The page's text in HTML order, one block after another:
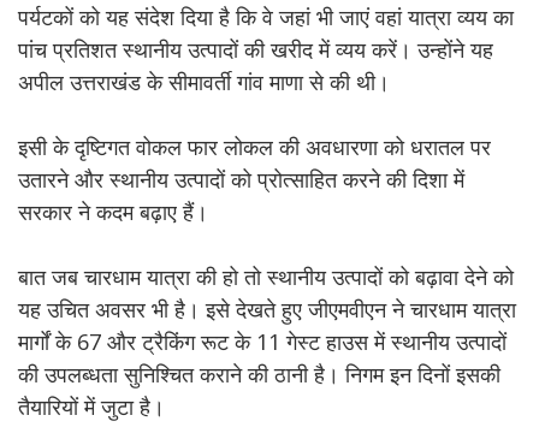
पर्यटकों को यह संदेश दिया है कि वे जहां भी जाएं वहां यात्रा व्यय का
पांच प्रतिशत स्थानीय उत्पादों की खरीद में व्यय करें। उन्होंने यह
अपील उत्तराखंड के सीमावर्ती गांव माणा से की थी।
इसी के दृष्टिगत वोकल फार लोकल की अवधारणा को धरातल पर
उतारने और स्थानीय उत्पादों को प्रोत्साहित करने की दिशा में
सरकार ने कदम बढ़ाए हैं।
बात जब चारधाम यात्रा की हो तो स्थानीय उत्पादों को बढ़ावा देने को
यह उचित अवसर भी है। इसे देखते हुए जीएमवीएन ने चारधाम यात्रा
मार्गों के 67 और ट्रैकिंग रूट के 11 गेस्ट हाउस में स्थानीय उत्पादों
की उपलब्धता सुनिश्चित कराने की ठानी है। निगम इन दिनों इसकी
तैयारियों में जुटा है।